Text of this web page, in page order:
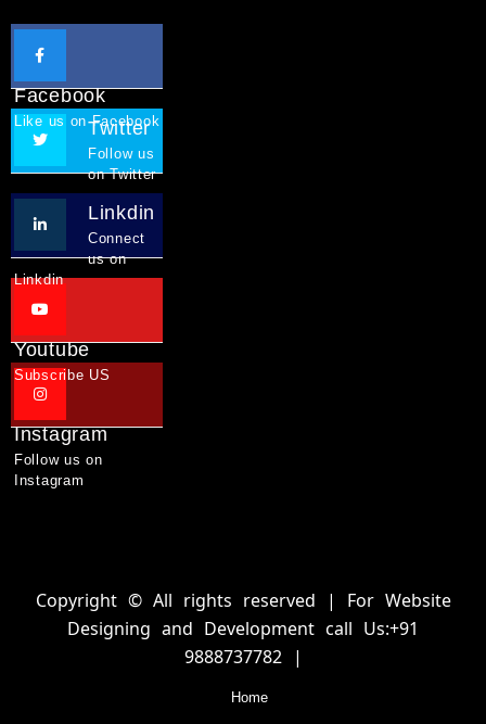
Facebook
Like us on Facebook
Twitter
Follow us
on Twitter
Linkdin
Connect
us on
Linkdin
Youtube
Subscribe US
Instagram
Follow us on
Instagram
Copyright © All rights reserved | For Website
Designing and Development call Us:+91
9888737782 |
Home